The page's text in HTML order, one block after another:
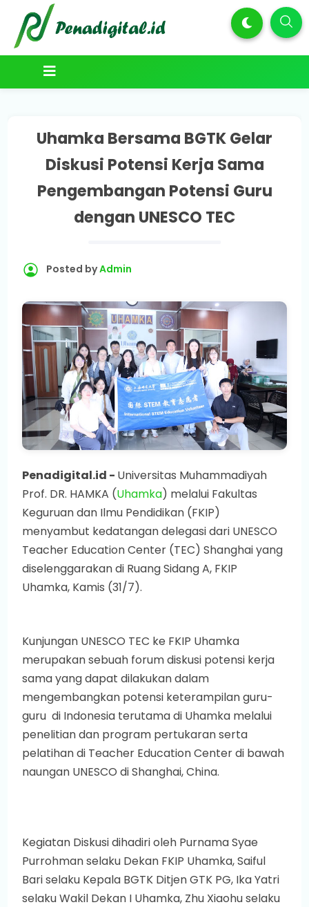
Uhamka Bersama BGTK Gelar
Diskusi Potensi Kerja Sama
Pengembangan Potensi Guru
dengan UNESCO TEC
Posted byAdmin
Penadigital.id - Universitas Muhammadiyah
Prof. DR. HAMKA (Uhamka) melalui Fakultas
Keguruan dan Ilmu Pendidikan (FKIP)
menyambut kedatangan delegasi dari UNESCO
Teacher Education Center (TEC) Shanghai yang
diselenggarakan di Ruang Sidang A, FKIP
Uhamka, Kamis (31/7).
Kunjungan UNESCO TEC ke FKIP Uhamka
merupakan sebuah forum diskusi potensi kerja
sama yang dapat dilakukan dalam
mengembangkan potensi keterampilan guru-
guru di Indonesia terutama di Uhamka melalui
penelitian dan program pertukaran serta
pelatihan di Teacher Education Center di bawah
naungan UNESCO di Shanghai, China.
Kegiatan Diskusi dihadiri oleh Purnama Syae
Purrohman selaku Dekan FKIP Uhamka, Saiful
Bari selaku Kepala BGTK Ditjen GTK PG, Ika Yatri
selaku Wakil Dekan I Uhamka, Zhu Xiaohu selaku